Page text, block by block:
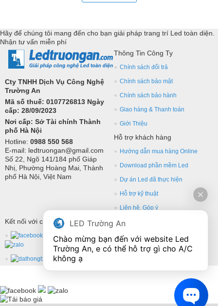
YRL,...Tư vấn giả pháp, hỗ trợ kỹ thuật chuyên sâu cho các
ứng dụng trang trí led.
Hãy để chúng tôi mang đến cho bạn giải pháp trang trí Led toàn diện.
Nhận tư vấn miễn phí
Cty TNHH Dịch Vụ Công Nghệ
Trường An
Mã số thuế: 0107726813 Ngày
cấp: 28/09/2023
Nơi cấp: Sở Tài chính Thành
phố Hà Nội
Hotline: 0988 550 568
E-mail: ledtruongan@gmail.com
Số 22, Ngõ 141/184 phố Giáp
Nhị, Phường Hoàng Mai, Thành
phố Hà Nội, Việt Nam
Thông Tin Công Ty
Chính sách đổi trả
Chính sách bảo mật
Chính sách bảo hành
Giao hàng & Thanh toán
Giới Thiệu
Hỗ trợ khách hàng
Hướng dẫn mua hàng Online
Download phần mềm Led
Dự án Led đã thực hiện
Hỗ trợ kỹ thuật
Liên hệ, Góp ý
Kết nối với chúng tôi
LED Trường An
Chào mừng bạn đến với website Led
Trường An, e có thể hỗ trợ gì cho A/C
không ạ